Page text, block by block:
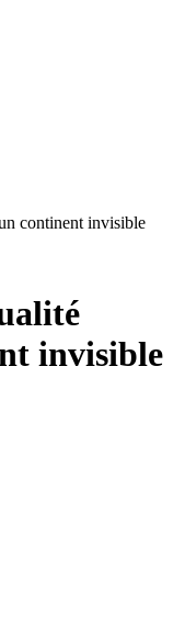
continent invisible
invisible